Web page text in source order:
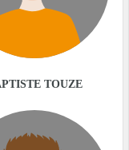
TOUZE